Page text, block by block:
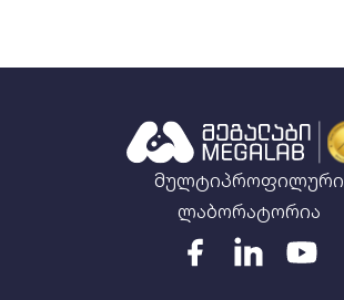
მულტიპროფილური
ლაბორატორია